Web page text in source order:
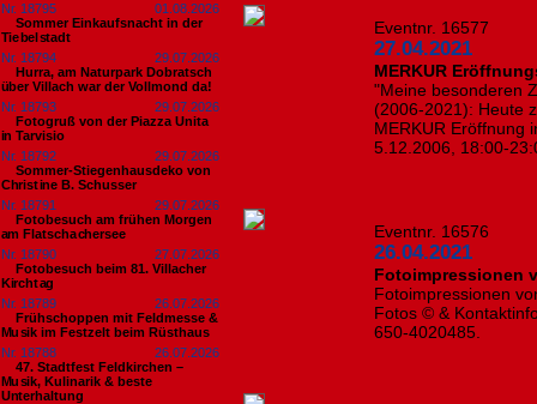
Nr. 18795
01.08.2026
Sommer Einkaufsnacht in der
Tiebelstadt
Nr. 18794
29.07.2026
Hurra, am Naturpark Dobratsch
über Villach war der Vollmond da!
Nr. 18793
29.07.2026
Fotogruß von der Piazza Unita
in Tarvisio
Nr. 18792
29.07.2026
Sommer-Stiegenhausdeko von
Christine B. Schusser
Nr. 18791
29.07.2026
Fotobesuch am frühen Morgen
am Flatschachersee
Nr. 18790
27.07.2026
Fotobesuch beim 81. Villacher
Kirchtag
Nr. 18789
26.07.2026
Frühschoppen mit Feldmesse &
Musik im Festzelt beim Rüsthaus
Nr. 18788
26.07.2026
47. Stadtfest Feldkirchen –
Musik, Kulinarik & beste
Unterhaltung
Eventnr. 16577
27.04.2021
MERKUR
"Meine besonderen
(2006-2021): Heute
MERKUR Eröffnung
5.12.2006, 18:00-
Eventnr. 16576
26.04.2021
Fotoimpressionen
Fotoimpressionen
Fotos © &
650-4020485.